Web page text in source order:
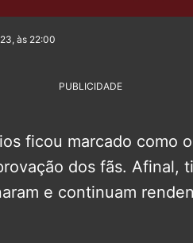
às 22:00
PUBLICIDADE
ficou marcado como
dos fãs. Afinal,
e continuam